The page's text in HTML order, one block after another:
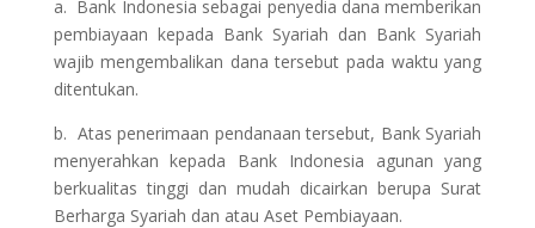
a. Bank Indonesia sebagai penyedia dana memberikan
pembiayaan kepada Bank Syariah dan Bank Syariah
wajib mengembalikan dana tersebut pada waktu yang
ditentukan.
b. Atas penerimaan pendanaan tersebut, Bank Syariah
menyerahkan kepada Bank Indonesia agunan yang
berkualitas tinggi dan mudah dicairkan berupa Surat
Berharga Syariah dan atau Aset Pembiayaan.